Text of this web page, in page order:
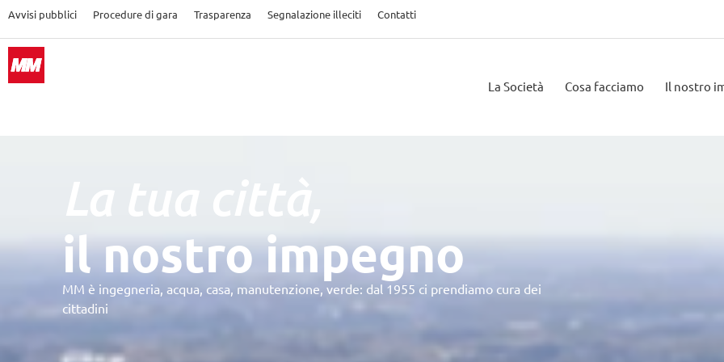
Avvisi pubblici Procedure di gara Trasparenza Segnalazione illeciti Contatti
La Società Cosa facciamo Il nostro
il nostro impegno
MM è ingegneria, acqua, casa, manutenzione, verde: dal 1955 ci prendiamo cura dei
cittadini